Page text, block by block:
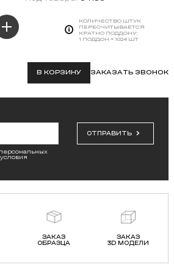
КОЛИЧЕСТВО ШТУК
ПЕРЕСЧИТЫВАЕТСЯ
КРАТНО ПОДДОНУ:
1 ПОДДОН = 1024 ШТ
В КОРЗИНУ ЗАКАЗАТЬ ЗВОНОК
ОТПРАВИТЬ
ЗАКАЗ
ОБРАЗЦА
ЗАКАЗ
3D МОДЕЛИ